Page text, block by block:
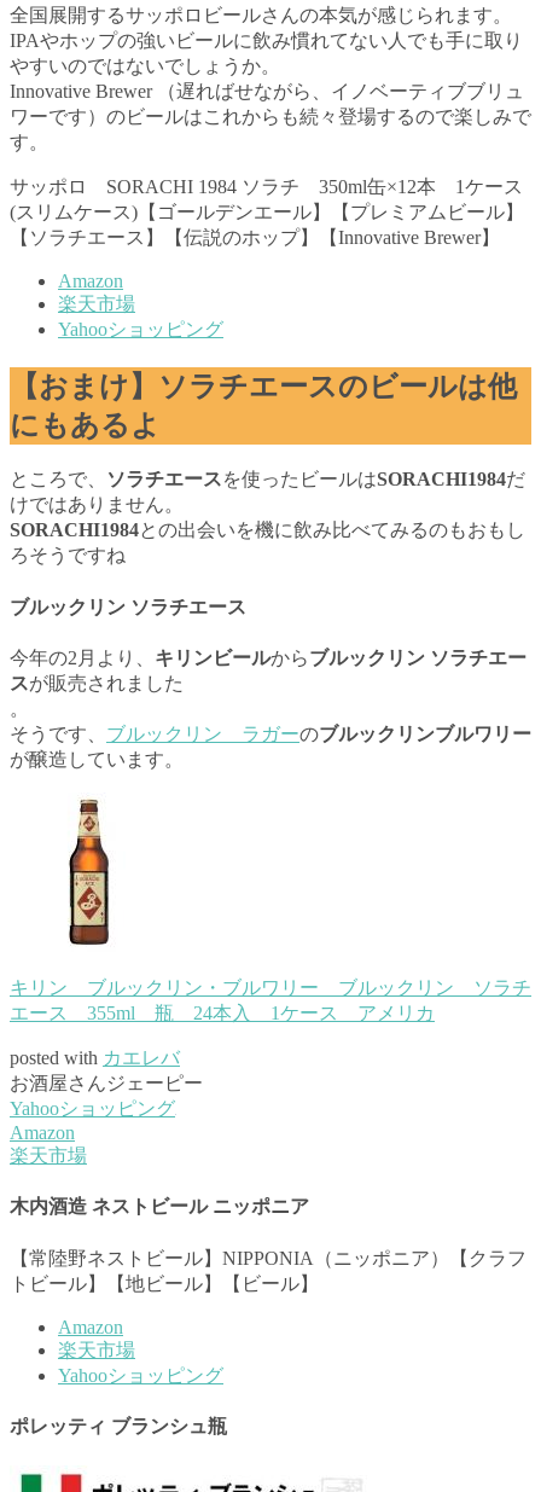
全国展開するサッポロビールさんの本気が感じられます。
IPAやホップの強いビールに飲み慣れてない人でも手に取り
やすいのではないでしょうか。
Innovative Brewer （遅ればせながら、イノベーティブブリュ
ワーです）のビールはこれからも続々登場するので楽しみで
す。
サッポロ SORACHI 1984 ソラチ 350ml缶×12本 1ケース
(スリムケース)【ゴールデンエール】【プレミアムビール】
【ソラチエース】【伝説のホップ】【Innovative Brewer】
Amazon
楽天市場
Yahooショッピング
【おまけ】ソラチエースのビールは他
にもあるよ
ところで、 ソラチエースを使ったビールはSORACHI1984だ
けではありません。
SORACHI1984との出会いを機に飲み比べてみるのもおもし
ろそうですね
ブルックリン ソラチエース
今年の2月より、 キリンビールからブルックリン ソラチエー
スが販売されました
。
そうです、 ブルックリン ラガーのブルックリンブルワリー
が醸造しています。
キリン ブルックリン・ブルワリー ブルックリン ソラチ
エース 355ml 瓶 24本入 1ケース アメリカ
posted with カエレバ
お酒屋さんジェーピー
Yahooショッピング
Amazon
楽天市場
木内酒造 ネストビール ニッポニア
【常陸野ネストビール】NIPPONIA（ニッポニア）【クラフ
トビール】【地ビール】【ビール】
Amazon
楽天市場
Yahooショッピング
ポレッティ ブランシュ瓶